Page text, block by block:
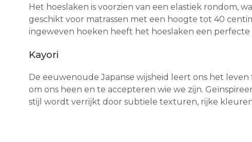
Het hoeslaken is voorzien van een elastiek rondom,
geschikt voor matrassen met een hoogte tot 40
ingeweven hoeken heeft het hoeslaken een perfecte
Kayori
De eeuwenoude Japanse wijsheid leert ons het
om ons heen en te accepteren wie we zijn.
stijl wordt verrijkt door subtiele texturen, rijke